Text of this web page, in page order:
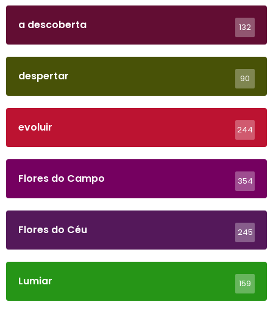
a descoberta 132
despertar 90
evoluir 244
Flores do Campo 354
Flores do Céu 245
Lumiar 159